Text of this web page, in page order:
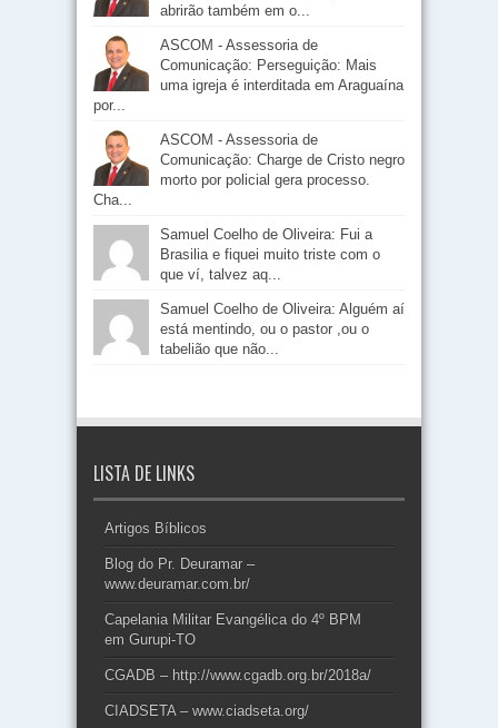
abrirão também em o...
ASCOM - Assessoria de
Comunicação: Perseguição: Mais
uma igreja é interditada em Araguaína
por...
ASCOM - Assessoria de
Comunicação: Charge de Cristo negro
morto por policial gera processo.
Cha...
Samuel Coelho de Oliveira: Fui a
Brasilia e fiquei muito triste com o
que ví, talvez aq...
Samuel Coelho de Oliveira: Alguém aí
está mentindo, ou o pastor ,ou o
tabelião que não...
LISTA DE LINKS
Artigos Bíblicos
Blog do Pr. Deuramar –
www.deuramar.com.br/
Capelania Militar Evangélica do 4º BPM
em Gurupi-TO
CGADB – http://www.cgadb.org.br/2018a/
CIADSETA – www.ciadseta.org/